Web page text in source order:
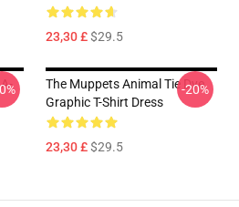
23,30 £$29.5
The Muppets Animal Tie Dye
Graphic T-Shirt Dress
23,30 £$29.5
-20%